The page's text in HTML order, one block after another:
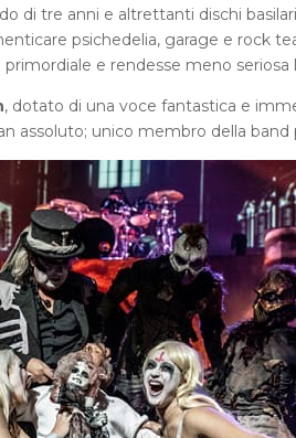
di tre anni e altrettanti dischi
psichedelia, garage e rock
e rendesse meno seriosa
, dotato di una voce fantastica e
assoluto; unico membro della